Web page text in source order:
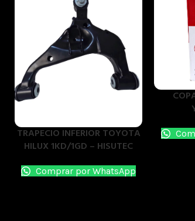
TRAPECIO INFERIOR TOYOTA
HILUX 1KD/1GD – HISUTEC
Comprar por WhatsApp